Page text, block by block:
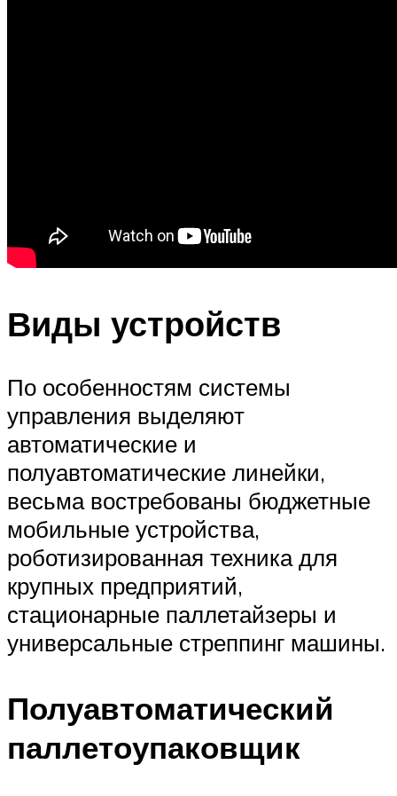
Виды устройств
По особенностям системы
управления выделяют
автоматические и
полуавтоматические линейки,
весьма востребованы бюджетные
мобильные устройства,
роботизированная техника для
крупных предприятий,
стационарные паллетайзеры и
универсальные стреппинг машины.
Полуавтоматический
паллетоупаковщик